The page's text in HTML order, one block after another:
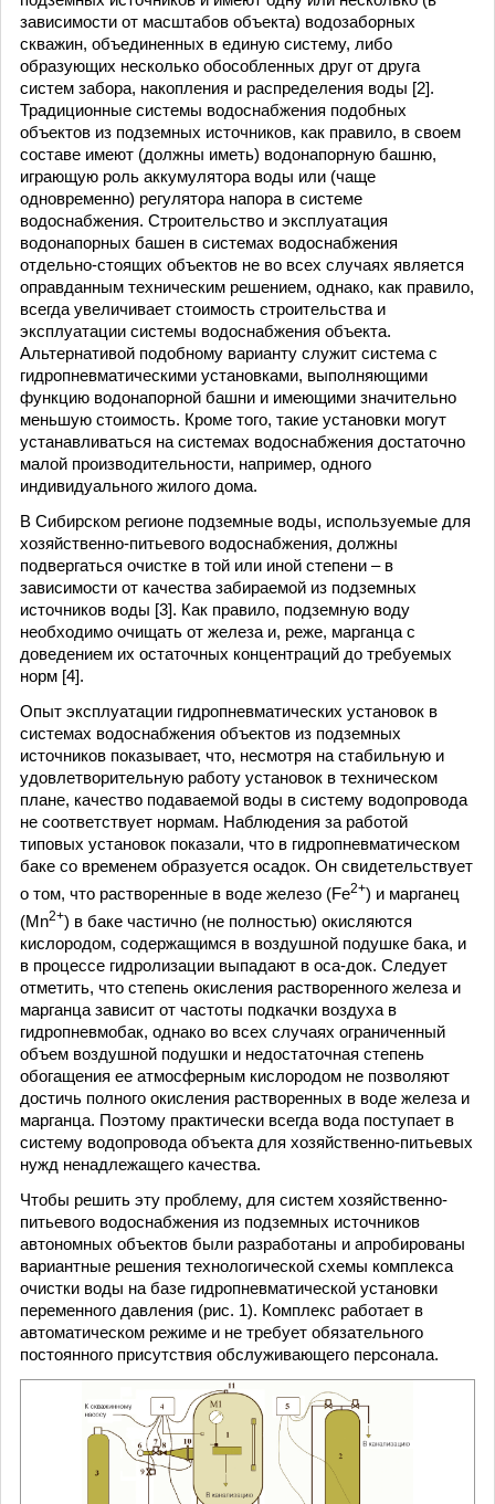
зависимости от масштабов объекта) водозаборных
скважин, объединенных в единую систему, либо
образующих несколько обособленных друг от друга
систем забора, накопления и распределения воды [2].
Традиционные системы водоснабжения подобных
объектов из подземных источников, как правило, в своем
составе имеют (должны иметь) водонапорную башню,
играющую роль аккумулятора воды или (чаще
одновременно) регулятора напора в системе
водоснабжения. Строительство и эксплуатация
водонапорных башен в системах водоснабжения
отдельно-стоящих объектов не во всех случаях является
оправданным техническим решением, однако, как правило,
всегда увеличивает стоимость строительства и
эксплуатации системы водоснабжения объекта.
Альтернативой подобному варианту служит система с
гидропневматическими установками, выполняющими
функцию водонапорной башни и имеющими значительно
меньшую стоимость. Кроме того, такие установки могут
устанавливаться на системах водоснабжения достаточно
малой производительности, например, одного
индивидуального жилого дома.
В Сибирском регионе подземные воды, используемые для
хозяйственно-питьевого водоснабжения, должны
подвергаться очистке в той или иной степени – в
зависимости от качества забираемой из подземных
источников воды [3]. Как правило, подземную воду
необходимо очищать от железа и, реже, марганца с
доведением их остаточных концентраций до требуемых
норм [4].
Опыт эксплуатации гидропневматических установок в
системах водоснабжения объектов из подземных
источников показывает, что, несмотря на стабильную и
удовлетворительную работу установок в техническом
плане, качество подаваемой воды в систему водопровода
не соответствует нормам. Наблюдения за работой
типовых установок показали, что в гидропневматическом
баке со временем образуется осадок. Он свидетельствует
о том, что растворенные в воде железо (Fe2+) и марганец
(Mn2+) в баке частично (не полностью) окисляются
кислородом, содержащимся в воздушной подушке бака, и
в процессе гидролизации выпадают в оса-док. Следует
отметить, что степень окисления растворенного железа и
марганца зависит от частоты подкачки воздуха в
гидропневмобак, однако во всех случаях ограниченный
объем воздушной подушки и недостаточная степень
обогащения ее атмосферным кислородом не позволяют
достичь полного окисления растворенных в воде железа и
марганца. Поэтому практически всегда вода поступает в
систему водопровода объекта для хозяйственно-питьевых
нужд ненадлежащего качества.
Чтобы решить эту проблему, для систем хозяйственно-
питьевого водоснабжения из подземных источников
автономных объектов были разработаны и апробированы
вариантные решения технологической схемы комплекса
очистки воды на базе гидропневматической установки
переменного давления (рис. 1). Комплекс работает в
автоматическом режиме и не требует обязательного
постоянного присутствия обслуживающего персонала.